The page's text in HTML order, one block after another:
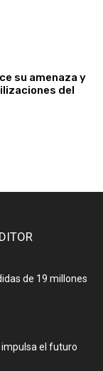
su amenaza y
del
de 19 millones
el futuro